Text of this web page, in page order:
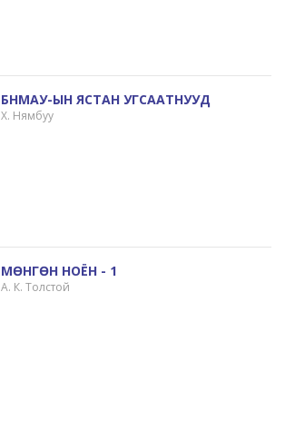
БНМАУ-ЫН ЯСТАН УГСААТНУУД
Х. Нямбуу
МӨНГӨН НОЁН - 1
А. К. Толстой